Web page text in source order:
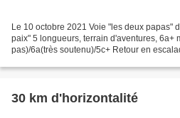
Le 10 octobre 2021 Voie "les deux papas"
paix" 5 longueurs, terrain d'aventures, 6a+
pas)/6a(très soutenu)/5c+ Retour en
30 km d'horizontalité